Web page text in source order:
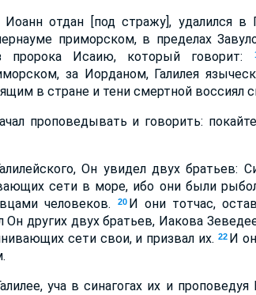
отдан [под стражу], удалился в
приморском, в пределах
пророка Исаию, который говорит:
за Иорданом, Галилея
в стране и тени смертной воссиял
проповедывать и говорить:
Он увидел двух братьев:
сети в море, ибо они были
человеков.
20 И они тотчас,
Он других двух братьев, Иакова
сети свои, и призвал их. 22 И
уча в синагогах их и проповедуя